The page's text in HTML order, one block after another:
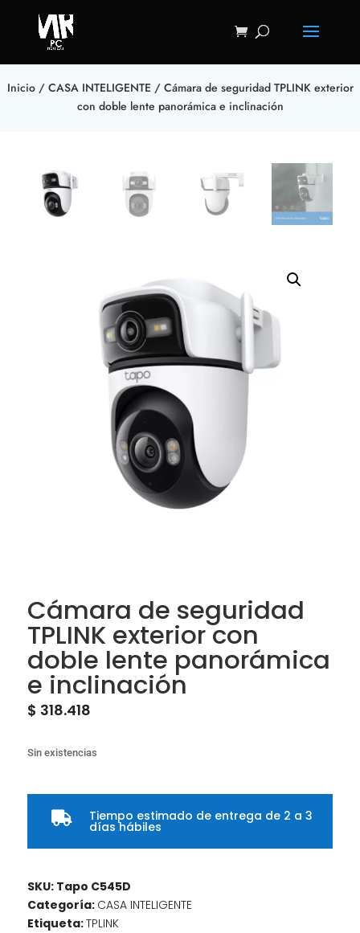
Inicio/ CASA INTELIGENTE / Cámara de seguridad TPLINK exterior
con doble lente panorámica e inclinación
Cámara de seguridad
TPLINK exterior con
doble lente panorámica
e inclinación
$ 318.418
Sin existencias
 Tiempo estimado de entrega de 2 a 3
días hábiles
SKU: Tapo C545D
Categoría: CASA INTELIGENTE
Etiqueta:TPLINK